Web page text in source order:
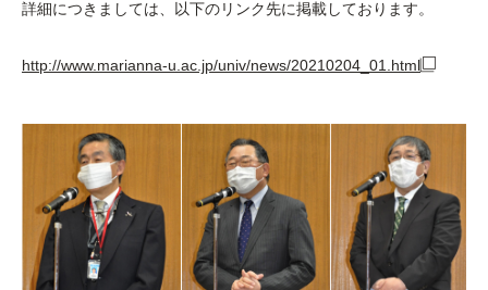
詳細につきましては、以下のリンク先に掲載しております。
http://www.marianna-u.ac.jp/univ/news/20210204_01.html